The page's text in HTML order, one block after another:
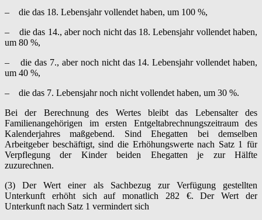
– die das 18. Lebensjahr vollendet haben, um 100 %,
– die das 14., aber noch nicht das 18. Lebensjahr vollendet haben,
um 80 %,
– die das 7., aber noch nicht das 14. Lebensjahr vollendet haben,
um 40 %,
– die das 7. Lebensjahr noch nicht vollendet haben, um 30 %.
Bei der Berechnung des Wertes bleibt das Lebensalter des
Familienangehörigen im ersten Entgeltabrechnungszeitraum des
Kalenderjahres maßgebend. Sind Ehegatten bei demselben
Arbeitgeber beschäftigt, sind die Erhöhungswerte nach Satz 1 für
Verpflegung der Kinder beiden Ehegatten je zur Hälfte
zuzurechnen.
(3) Der Wert einer als Sachbezug zur Verfügung gestellten
Unterkunft erhöht sich auf monatlich 282 €. Der Wert der
Unterkunft nach Satz 1 vermindert sich